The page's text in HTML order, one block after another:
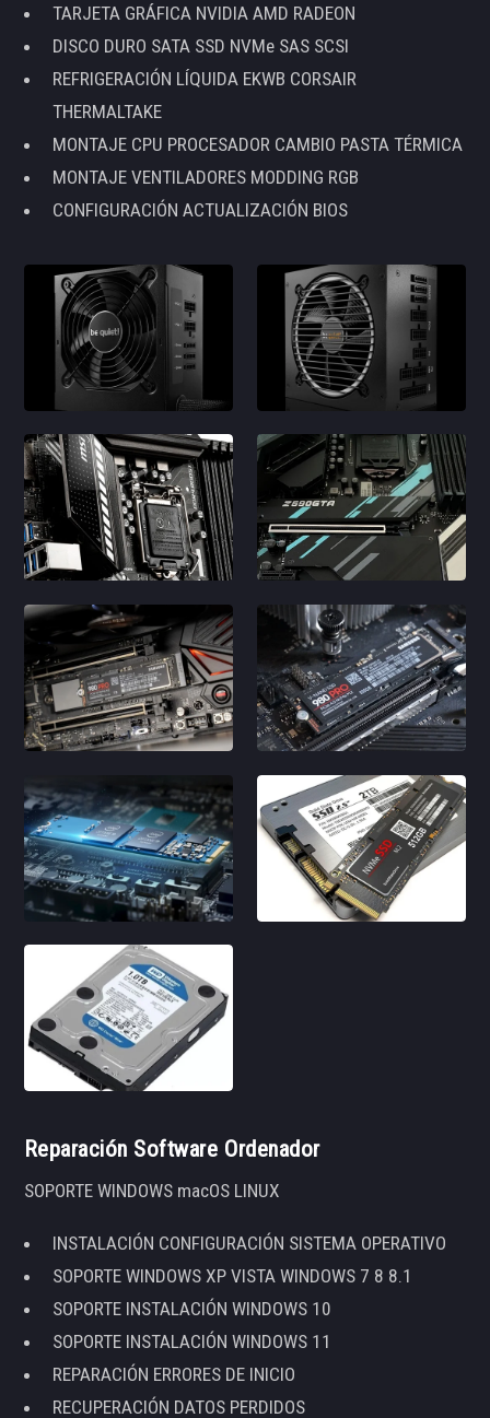
TARJETA GRÁFICA NVIDIA AMD RADEON
DISCO DURO SATA SSD NVMe SAS SCSI
REFRIGERACIÓN LÍQUIDA EKWB CORSAIR
THERMALTAKE
MONTAJE CPU PROCESADOR CAMBIO PASTA TÉRMICA
MONTAJE VENTILADORES MODDING RGB
CONFIGURACIÓN ACTUALIZACIÓN BIOS
Reparación Software Ordenador
SOPORTE WINDOWS macOS LINUX
INSTALACIÓN CONFIGURACIÓN SISTEMA OPERATIVO
SOPORTE WINDOWS XP VISTA WINDOWS 7 8 8.1
SOPORTE INSTALACIÓN WINDOWS 10
SOPORTE INSTALACIÓN WINDOWS 11
REPARACIÓN ERRORES DE INICIO
RECUPERACIÓN DATOS PERDIDOS